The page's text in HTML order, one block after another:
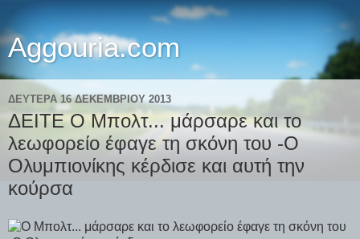
Aggouria.com
ΔΕΥΤΈΡΑ 16 ΔΕΚΕΜΒΡΊΟΥ 2013
ΔΕΙΤΕ Ο Μπολτ... μάρσαρε και το
λεωφορείο έφαγε τη σκόνη του -Ο
Ολυμπιονίκης κέρδισε και αυτή την
κούρσα